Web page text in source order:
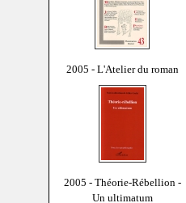
2005 - L'Atelier du roman
2005 - Théorie-Rébellion -
Un ultimatum